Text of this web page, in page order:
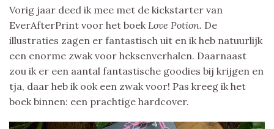
Vorig jaar deed ik mee met de kickstarter van
EverAfterPrint voor het boek Love Potion. De
illustraties zagen er fantastisch uit en ik heb natuurlijk
een enorme zwak voor heksenverhalen. Daarnaast
zou ik er een aantal fantastische goodies bij krijgen en
tja, daar heb ik ook een zwak voor! Pas kreeg ik het
boek binnen: een prachtige hardcover.